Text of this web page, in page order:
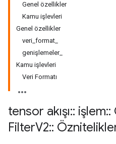
Genel özellikler
Kamu işlevleri
Genel özellikler
veri_format_
genişlemeler_
Kamu işlevleri
Veri Formatı
tensor akışı:: işlem::
FilterV2::